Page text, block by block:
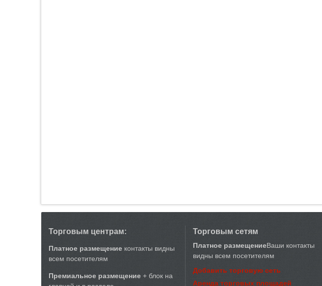
Торговым центрам:
Платное размещение контакты видны
всем посетителям
Премиальное размещение + блок на
Торговым сетям
Платное размещениеВаши контакты
видны всем посетителям
Добавить торговую сеть
Аренда торговых площадей